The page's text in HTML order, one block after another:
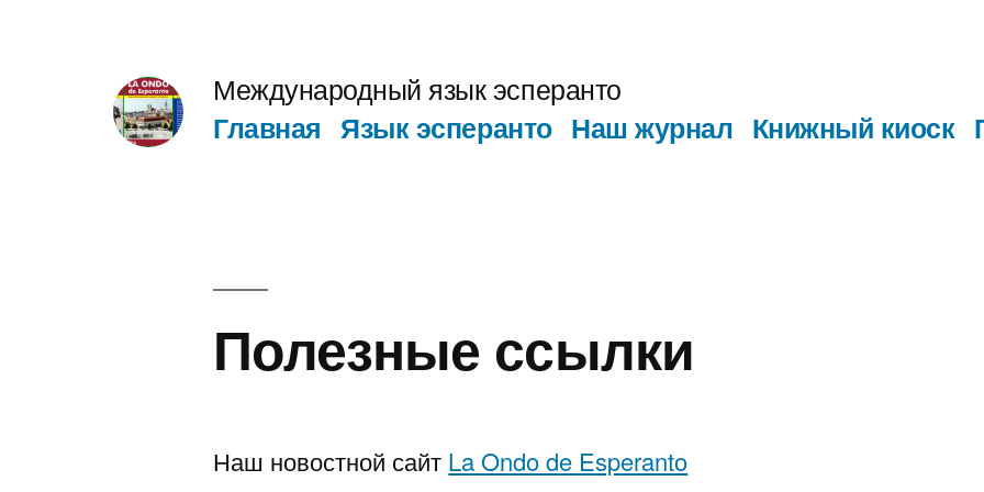
содержимому
Международный язык эсперанто
Главная Язык эсперанто Наш журнал Книжный киоск
Полезные ссылки
Наш новостной сайт La Ondo de Esperanto